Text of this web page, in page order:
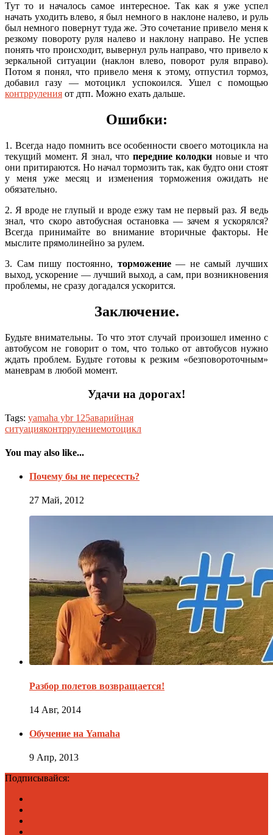
Тут то и началось самое интересное. Так как я уже успел
начать уходить влево, я был немного в наклоне налево, и руль
был немного повернут туда же. Это сочетание привело меня к
резкому повороту руля налево и наклону направо. Не успев
понять что происходит, вывернул руль направо, что привело к
зеркальной ситуации (наклон влево, поворот руля вправо).
Потом я понял, что привело меня к этому, отпустил тормоз,
добавил газу — мотоцикл успокоился. Ушел с помощью
контрруления от дтп. Можно ехать дальше.
Ошибки:
1. Всегда надо помнить все особенности своего мотоцикла на
текущий момент. Я знал, что передние колодки новые и что
они притираются. Но начал тормозить так, как будто они стоят
у меня уже месяц и изменения торможения ожидать не
обязательно.
2. Я вроде не глупый и вроде езжу там не первый раз. Я ведь
знал, что скоро автобусная остановка — зачем я ускорялся?
Всегда принимайте во внимание вторичные факторы. Не
мыслите прямолинейно за рулем.
3. Сам пишу постоянно, торможение— не самый лучших
выход, ускорение — лучший выход, а сам, при возникновения
проблемы, не сразу догадался ускорится.
Заключение.
Будьте внимательны. То что этот случай произошел именно с
автобусом не говорит о том, что только от автобусов нужно
ждать проблем. Будьте готовы к резким «безповороточным»
маневрам в любой момент.
Удачи на дорогах!
Tags: yamaha ybr 125аварийная
ситуацияконтррулениемотоцикл
You may also like...
Почему бы не пересесть?
27 Май, 2012
Разбор полетов возвращается!
14 Авг, 2014
Обучение на Yamaha
9 Апр, 2013
Подписывайся: